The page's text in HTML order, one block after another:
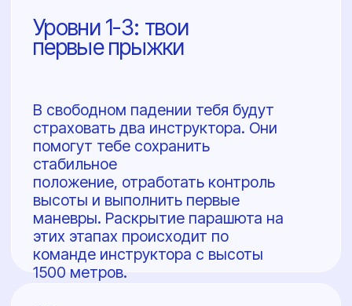
Услуги
Меню
О нас
Статьи
Аэродром
Сертификаты
Как добраться
FAQ
Инструкторы Курс AFF
Корпоративы
Галерея